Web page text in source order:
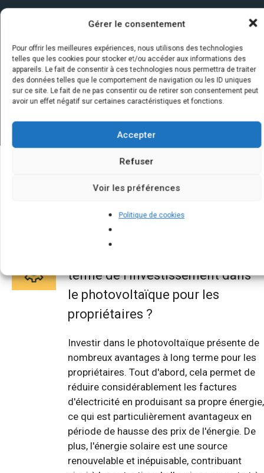
Gérer le consentement
Pour offrir les meilleures expériences, nous utilisons des technologies
telles que les cookies pour stocker et/ou accéder aux informations des
appareils. Le fait de consentir à ces technologies nous permettra de traiter
des données telles que le comportement de navigation ou les ID uniques
sur ce site. Le fait de ne pas consentir ou de retirer son consentement peut
avoir un effet négatif sur certaines caractéristiques et fonctions.
Accepter
Refuser
Voir les préférences
Politique de cookies
Quelques infos sur nos centrales
solaires : questions et réponses
terme de l'investissement dans
le photovoltaïque pour les
propriétaires ?
Investir dans le photovoltaïque présente de
nombreux avantages à long terme pour les
propriétaires. Tout d'abord, cela permet de
réduire considérablement les factures
d'électricité en produisant sa propre énergie,
ce qui est particulièrement avantageux en
période de hausse des prix de l'énergie. De
plus, l'énergie solaire est une source
renouvelable et inépuisable, contribuant